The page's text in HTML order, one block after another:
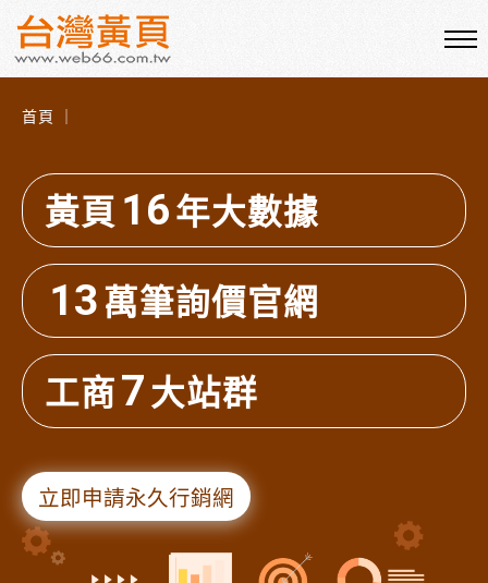
首頁 ｜
黃頁 16年大數據
13萬筆詢價官網
工商7大站群
立即申請永久行銷網